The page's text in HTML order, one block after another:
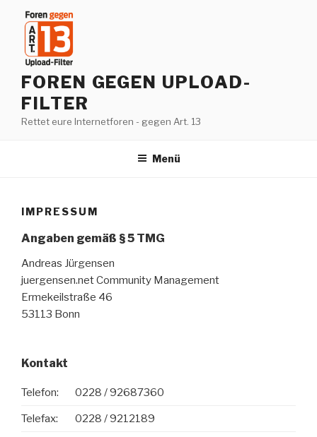
Inhalt
springen
FOREN GEGEN UPLOAD-
FILTER
Rettet eure Internetforen - gegen Art. 13
Menü
IMPRESSUM
Angaben gemäß § 5 TMG
Andreas Jürgensen
juergensen.net Community Management
Ermekeilstraße 46
53113 Bonn
Kontakt
Telefon: 0228 / 92687360
Telefax: 0228 / 9212189